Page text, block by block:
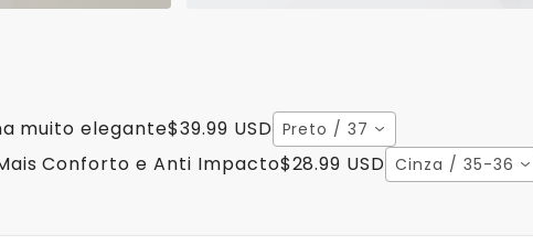
muito elegante$39.99 USD Preto / 37
Conforto e Anti Impacto$28.99 USD Cinza / 35-36